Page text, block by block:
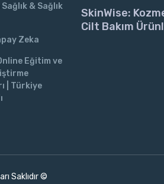
& Sağlık
Zeka
Eğitim ve
| Türkiye
SkinWise:
Cilt Bakım
Saklıdır ©